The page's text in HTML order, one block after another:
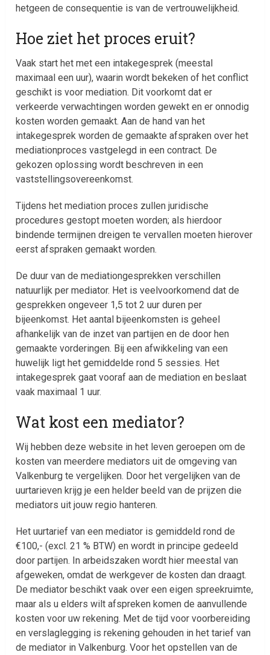
hetgeen de consequentie is van de vertrouwelijkheid.
Hoe ziet het proces eruit?
Vaak start het met een intakegesprek (meestal
maximaal een uur), waarin wordt bekeken of het conflict
geschikt is voor mediation. Dit voorkomt dat er
verkeerde verwachtingen worden gewekt en er onnodig
kosten worden gemaakt. Aan de hand van het
intakegesprek worden de gemaakte afspraken over het
mediationproces vastgelegd in een contract. De
gekozen oplossing wordt beschreven in een
vaststellingsovereenkomst.
Tijdens het mediation proces zullen juridische
procedures gestopt moeten worden; als hierdoor
bindende termijnen dreigen te vervallen moeten hierover
eerst afspraken gemaakt worden.
De duur van de mediationgesprekken verschillen
natuurlijk per mediator. Het is veelvoorkomend dat de
gesprekken ongeveer 1,5 tot 2 uur duren per
bijeenkomst. Het aantal bijeenkomsten is geheel
afhankelijk van de inzet van partijen en de door hen
gemaakte vorderingen. Bij een afwikkeling van een
huwelijk ligt het gemiddelde rond 5 sessies. Het
intakegesprek gaat vooraf aan de mediation en beslaat
vaak maximaal 1 uur.
Wat kost een mediator?
Wij hebben deze website in het leven geroepen om de
kosten van meerdere mediators uit de omgeving van
Valkenburg te vergelijken. Door het vergelijken van de
uurtarieven krijg je een helder beeld van de prijzen die
mediators uit jouw regio hanteren.
Het uurtarief van een mediator is gemiddeld rond de
€100,- (excl. 21 % BTW) en wordt in principe gedeeld
door partijen. In arbeidszaken wordt hier meestal van
afgeweken, omdat de werkgever de kosten dan draagt.
De mediator beschikt vaak over een eigen spreekruimte,
maar als u elders wilt afspreken komen de aanvullende
kosten voor uw rekening. Met de tijd voor voorbereiding
en verslaglegging is rekening gehouden in het tarief van
de mediator in Valkenburg. Voor het opstellen van de